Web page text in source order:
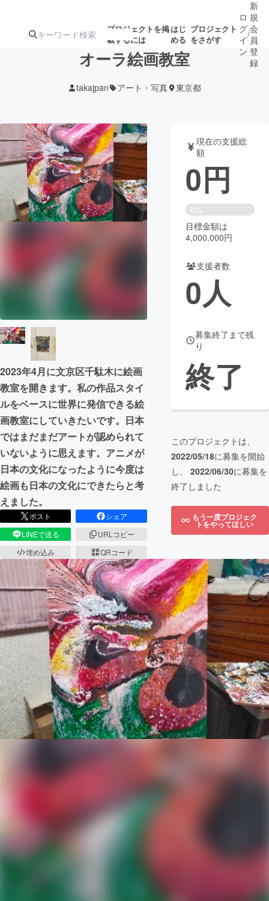
プロジェクトを掲
載するには
はじ
める
プロジェクト
をさがす
アート・写真
テクノロジー・ガジェット ゲーム・サ
書籍・雑誌
ビジネス・起業 チャレンジ
まちづくり・地域活性化
CAMPFIRE for Social Good
CAMPFIRE Creation
CAMPFIREふるさと納税
コミュニティ
ロ
グ
イ
ン
/
新
規
会
員
登
録
オーラ絵画教室
takajpan アート・写真 東京都
2023年4月に文京区千駄木に絵画
教室を開きます。私の作品スタイ
ルをベースに世界に発信できる絵
画教室にしていきたいです。日本
ではまだまだアートが認められて
いないように思えます。アニメが
日本の文化になったように今度は
絵画も日本の文化にできたらと考
えました。
ポスト
シェア
LINEで送る
URLコピー
埋め込み
QRコード
現在の支援総
額
0円
0%
目標金額は
4,000,000円
支援者数
0人
募集終了まで残
り
終了
このプロジェクトは、
2022/05/18に募集を開始
し、 2022/06/30に募集を
終了しました
もう一度プロジェク
トをやってほしい